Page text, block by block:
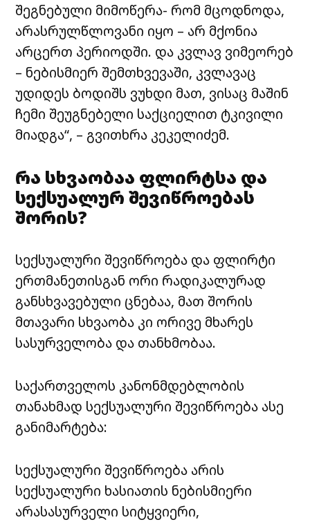
შეგნებული მიმოწერა- რომ მცოდნოდა,
არასრულწლოვანი იყო – არ მქონია
არცერთ პერიოდში. და კვლავ ვიმეორებ
– ნებისმიერ შემთხვევაში, კვლავაც
უდიდეს ბოდიშს ვუხდი მათ, ვისაც მაშინ
ჩემი შეუგნებელი საქციელით ტკივილი
მიადგა“, – გვითხრა კეკელიძემ.
რა სხვაობაა ფლირტსა და
სექსუალურ შევიწროებას
შორის?
სექსუალური შევიწროება და ფლირტი
ერთმანეთისგან ორი რადიკალურად
განსხვავებული ცნებაა, მათ შორის
მთავარი სხვაობა კი ორივე მხარეს
სასურველობა და თანხმობაა.
საქართველოს კანონმდებლობის
თანახმად სექსუალური შევიწროება ასე
განიმარტება:
სექსუალური შევიწროება არის
სექსუალური ხასიათის ნებისმიერი
არასასურველი სიტყვიერი,